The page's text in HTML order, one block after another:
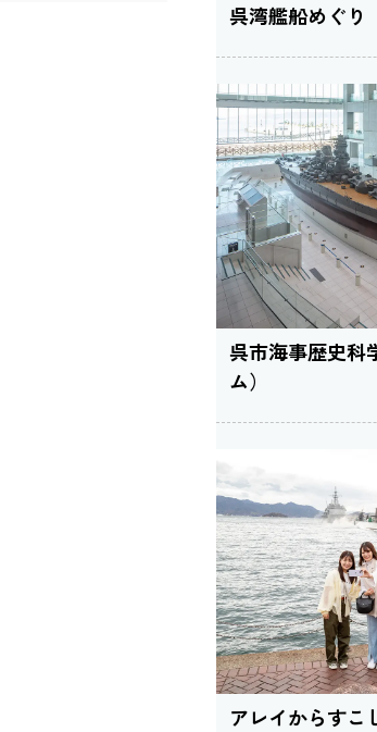
呉湾艦船めぐり
呉市海事歴史科
ム）
アレイからすこ